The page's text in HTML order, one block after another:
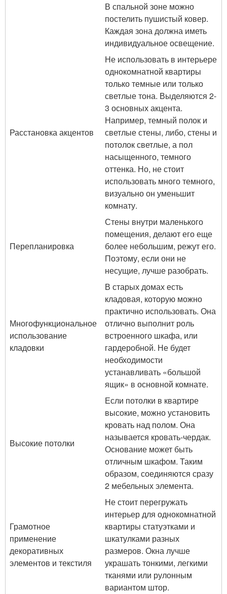
В спальной зоне можно
постелить пушистый ковер.
Каждая зона должна иметь
индивидуальное освещение.
Расстановка акцентов
Не использовать в интерьере
однокомнатной квартиры
только темные или только
светлые тона. Выделяются 2-
3 основных акцента.
Например, темный полок и
светлые стены, либо, стены и
потолок светлые, а пол
насыщенного, темного
оттенка. Но, не стоит
использовать много темного,
визуально он уменьшит
комнату.
Перепланировка
Стены внутри маленького
помещения, делают его еще
более небольшим, режут его.
Поэтому, если они не
несущие, лучше разобрать.
Многофункциональное
использование
кладовки
В старых домах есть
кладовая, которую можно
практично использовать. Она
отлично выполнит роль
встроенного шкафа, или
гардеробной. Не будет
необходимости
устанавливать «большой
ящик» в основной комнате.
Высокие потолки
Если потолки в квартире
высокие, можно установить
кровать над полом. Она
называется кровать-чердак.
Основание может быть
отличным шкафом. Таким
образом, соединяются сразу
2 мебельных элемента.
Грамотное
применение
декоративных
элементов и текстиля
Не стоит перегружать
интерьер для однокомнатной
квартиры статуэтками и
шкатулками разных
размеров. Окна лучше
украшать тонкими, легкими
тканями или рулонным
вариантом штор.